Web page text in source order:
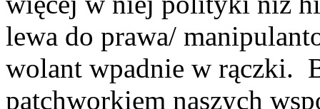
lewa do prawa/
wolant wpadnie w rączki.
patchworkiem naszych